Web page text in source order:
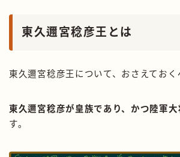
東久邇宮稔彦王とは
東久邇宮稔彦王について、おさえてお
東久邇宮稔彦が皇族であり、かつ陸軍大
す。